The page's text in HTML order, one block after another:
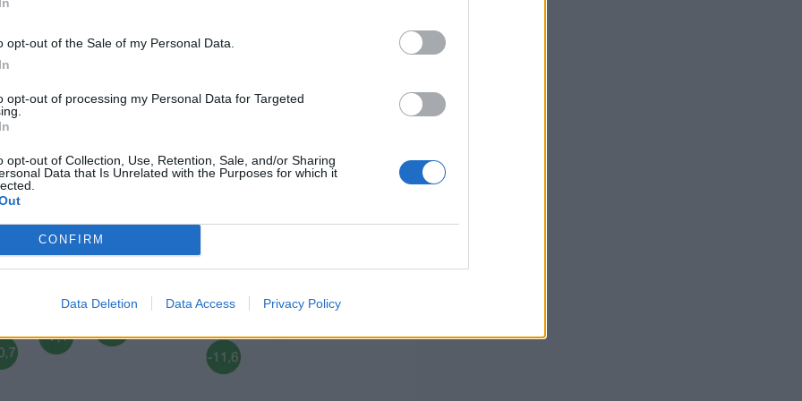
opt-out of the Sale of my Personal Data.
opt-out of processing my Personal Data for Targeted
opt-out of Collection, Use, Retention, Sale, and/or Sharing
Data that Is Unrelated with the Purposes for which it
CONFIRM
Data Deletion Data Access Privacy Policy
ZRSZ
brezposelnost najbolj znižala na Ptuju, sledita mu Murska
beležijo v Kopru, Kranju in Velenju.